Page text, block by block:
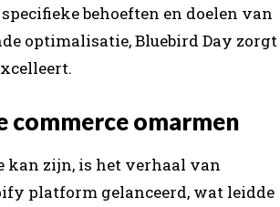
behoeften en doelen van
optimalisatie, Bluebird Day zorgt
commerce omarmen
kan zijn, is het verhaal van
platform gelanceerd, wat leidde